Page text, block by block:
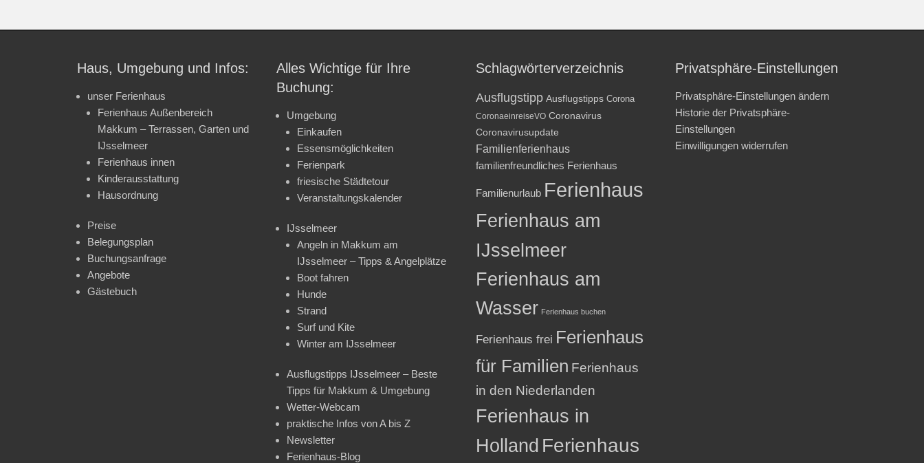
Haus, Umgebung und Infos:
unser Ferienhaus
Ferienhaus Außenbereich
Makkum – Terrassen, Garten und
IJsselmeer
Ferienhaus innen
Kinderausstattung
Hausordnung
Preise
Belegungsplan
Buchungsanfrage
Angebote
Gästebuch
Alles Wichtige für Ihre
Buchung:
Umgebung
Einkaufen
Essensmöglichkeiten
Ferienpark
friesische Städtetour
Veranstaltungskalender
IJsselmeer
Angeln in Makkum am
IJsselmeer – Tipps & Angelplätze
Boot fahren
Hunde
Strand
Surf und Kite
Winter am IJsselmeer
Ausflugstipps IJsselmeer – Beste
Tipps für Makkum & Umgebung
Wetter-Webcam
praktische Infos von A bis Z
Newsletter
Ferienhaus-Blog
Schlagwörterverzeichnis
Ausflugstipp Ausflugstipps Corona
CoronaeinreiseVO Coronavirus
Coronavirusupdate
Familienferienhaus
familienfreundliches Ferienhaus
Familienurlaub Ferienhaus
Ferienhaus am
IJsselmeer
Ferienhaus am
Wasser Ferienhaus buchen
Ferienhaus frei Ferienhaus
für Familien Ferienhaus
in den Niederlanden
Ferienhaus in
Holland Ferienhaus
Privatsphäre-Einstellungen
Privatsphäre-Einstellungen ändern
Historie der Privatsphäre-
Einstellungen
Einwilligungen widerrufen